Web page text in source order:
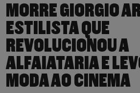
MORRE GIORGIO
ESTILISTA QUE
REVOLUCIONOU A
ALFAIATARIA E
MODA AO CINEMA